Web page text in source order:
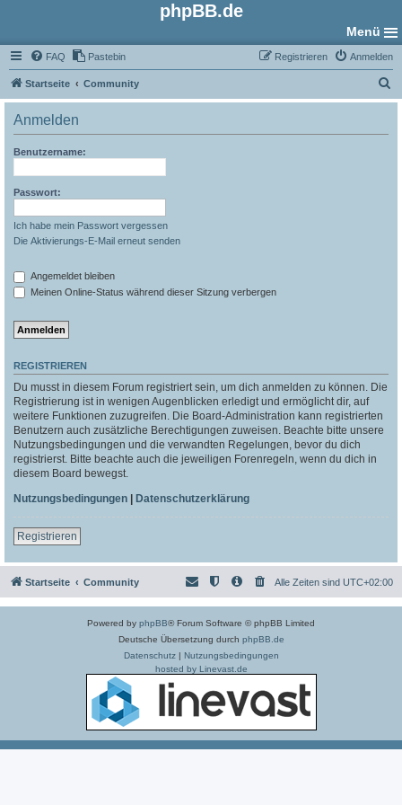
phpBB.de
Menü
FAQ Pastebin Anmelden
Registrieren
Startseite Community
u
Anmelden
Benutzername:
Passwort:
Ich habe mein Passwort vergessen
Die Aktivierungs-E-Mail erneut senden
Angemeldet bleiben
Meinen Online-Status während dieser Sitzung verbergen
REGISTRIEREN
Du musst in diesem Forum registriert sein, um dich anmelden zu können. Die
Registrierung ist in wenigen Augenblicken erledigt und ermöglicht dir, auf
weitere Funktionen zuzugreifen. Die Board-Administration kann registrierten
Benutzern auch zusätzliche Berechtigungen zuweisen. Beachte bitte unsere
Nutzungsbedingungen und die verwandten Regelungen, bevor du dich
registrierst. Bitte beachte auch die jeweiligen Forenregeln, wenn du dich in
diesem Board bewegst.
Nutzungsbedingungen | Datenschutzerklärung
Registrieren
Startseite Community Alle Zeiten sind UTC+02:00
Powered by phpBB® Forum Software © phpBB Limited
Deutsche Übersetzung durch phpBB.de
Datenschutz| Nutzungsbedingungen
hosted by Linevast.de